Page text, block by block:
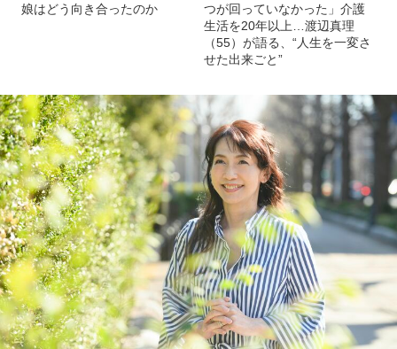
娘はどう向き合ったのか
つが回っていなかった」介護
生活を20年以上…渡辺真理
（55）が語る、“人生を一変さ
せた出来ごと”